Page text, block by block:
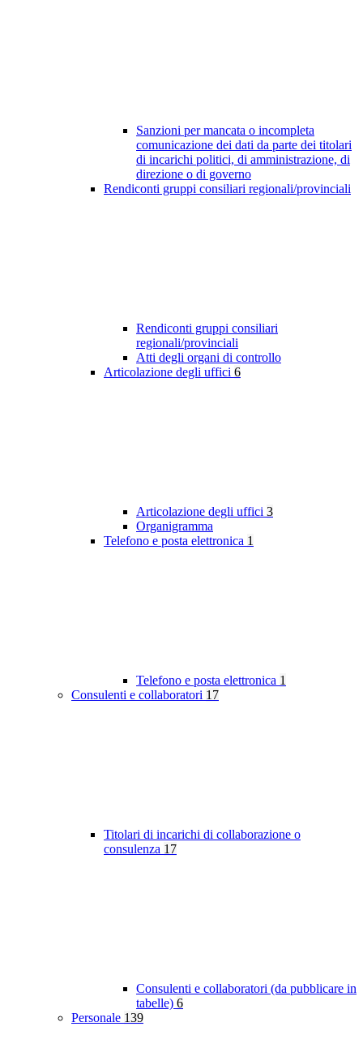
Sanzioni per mancata o incompleta
comunicazione dei dati da parte dei titolari
di incarichi politici, di amministrazione, di
direzione o di governo
Rendiconti gruppi consiliari regionali/provinciali
Rendiconti gruppi consiliari
regionali/provinciali
Atti degli organi di controllo
Articolazione degli uffici 6
Articolazione degli uffici 3
Organigramma
Telefono e posta elettronica 1
Telefono e posta elettronica 1
Consulenti e collaboratori 17
Titolari di incarichi di collaborazione o
consulenza 17
Consulenti e collaboratori (da pubblicare in
tabelle) 6
Personale 139